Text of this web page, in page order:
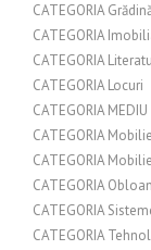
CATEGORIA
CATEGORIA
CATEGORIA
CATEGORIA Locuri
CATEGORIA MEDIU
CATEGORIA
CATEGORIA
CATEGORIA
CATEGORIA
CATEGORIA